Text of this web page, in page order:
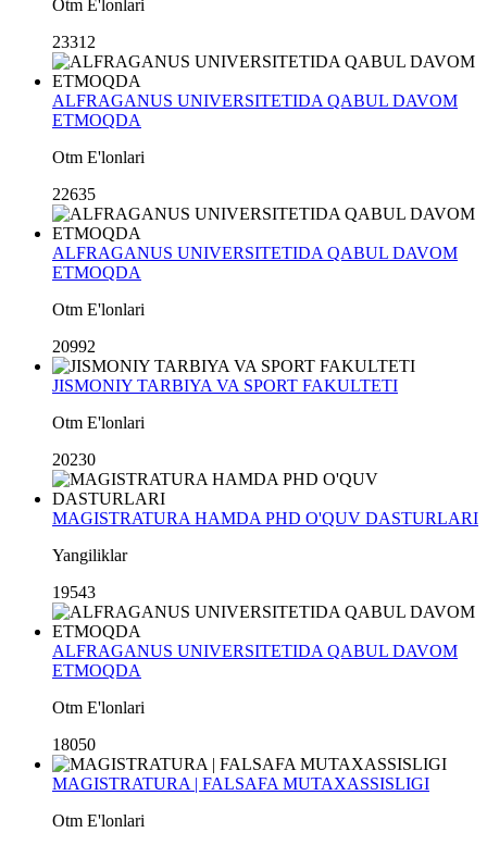
Otm E'lonlari
23312
ALFRAGANUS UNIVERSITETIDA QABUL DAVOM
ETMOQDA
Otm E'lonlari
22635
ALFRAGANUS UNIVERSITETIDA QABUL DAVOM
ETMOQDA
Otm E'lonlari
20992
JISMONIY TARBIYA VA SPORT FAKULTETI
Otm E'lonlari
20230
MAGISTRATURA HAMDA PHD O'QUV DASTURLARI
Yangiliklar
19543
ALFRAGANUS UNIVERSITETIDA QABUL DAVOM
ETMOQDA
Otm E'lonlari
18050
MAGISTRATURA | FALSAFA MUTAXASSISLIGI
Otm E'lonlari